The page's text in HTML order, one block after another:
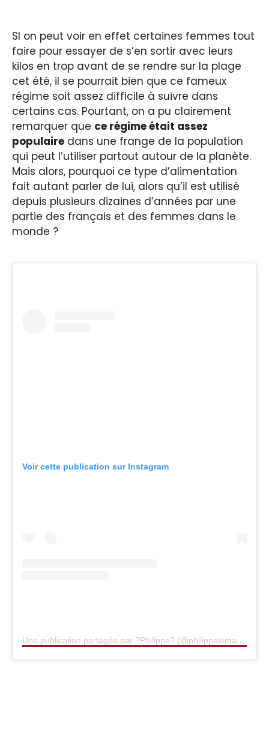
SI on peut voir en effet certaines femmes tout
faire pour essayer de s’en sortir avec leurs
kilos en trop avant de se rendre sur la plage
cet été, il se pourrait bien que ce fameux
régime soit assez difficile à suivre dans
certains cas. Pourtant, on a pu clairement
remarquer que ce régime était assez
populaire dans une frange de la population
qui peut l’utiliser partout autour de la planète.
Mais alors, pourquoi ce type d’alimentation
fait autant parler de lui, alors qu’il est utilisé
depuis plusieurs dizaines d’années par une
partie des français et des femmes dans le
monde ?
Voir cette publication sur Instagram
Une publication partagée par ?Philippe? (@philippelemayennais)